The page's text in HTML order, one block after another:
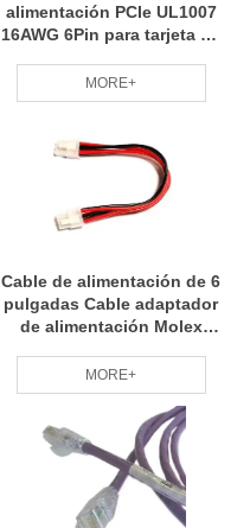
alimentación PCIe UL1007
16AWG 6Pin para tarjeta de
MORE+
Cable de alimentación de 6
pulgadas Cable adaptador
de alimentación Molex
MORE+